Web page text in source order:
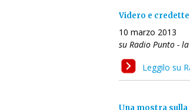
Videro e
10 marzo 2013
su Radio Punto -
Leggilo su
Una mostra